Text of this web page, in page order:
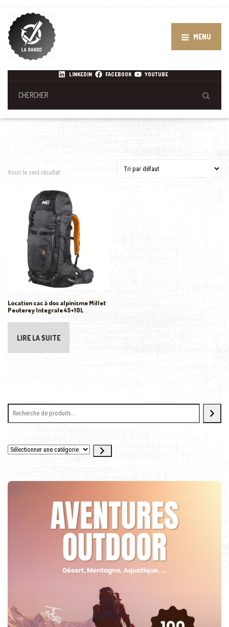
MENU
LINKEDIN FACEBOOK YOUTUBE
Voici le seul résultat
Location sac à dos alpinisme Millet
Peuterey Integrale 45+10L
LIRE LA SUITE
Sélectionner une catégorie